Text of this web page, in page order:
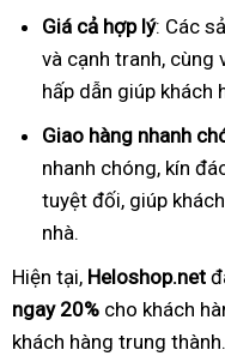
Giá cả hợp lý: Các
và cạnh tranh, cùng
hấp dẫn giúp khách
Giao hàng nhanh
nhanh chóng, kín
tuyệt đối, giúp
nhà.
Hiện tại, Heloshop.net
ngay 20% cho khách
khách hàng trung